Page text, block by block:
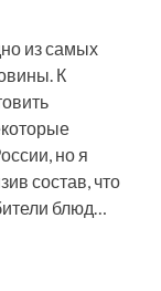
из самых
К
но я
состав, что
блюд…